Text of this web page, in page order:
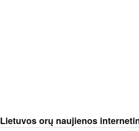
Lietuvos orų naujienos